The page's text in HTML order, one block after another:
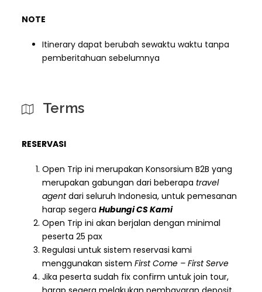
NOTE
Itinerary dapat berubah sewaktu waktu tanpa
pemberitahuan sebelumnya
Terms
RESERVASI
Open Trip ini merupakan Konsorsium B2B yang
merupakan gabungan dari beberapa travel
agentdari seluruh Indonesia, untuk pemesanan
harap segera Hubungi CS Kami
Open Trip ini akan berjalan dengan minimal
peserta 25 pax
Regulasi untuk sistem reservasi kami
menggunakan sistem First Come – First Serve
Jika peserta sudah fix confirm untuk join tour,